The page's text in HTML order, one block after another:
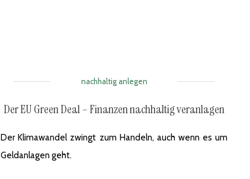
nachhaltig anlegen
Der EU Green Deal – Finanzen nachhaltig veranlagen
Der Klimawandel zwingt zum Handeln, auch wenn es um
Geldanlagen geht.